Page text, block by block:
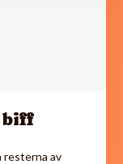
resterna av